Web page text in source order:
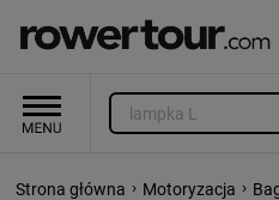
Strona główna › Motoryzacja ›